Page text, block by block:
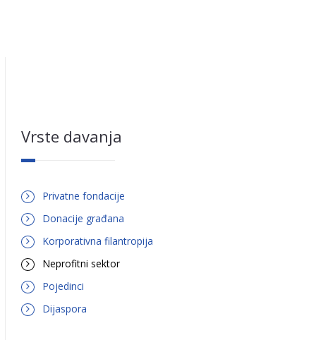
Vrste davanja
Privatne fondacije
Donacije građana
Korporativna filantropija
Neprofitni sektor
Pojedinci
Dijaspora